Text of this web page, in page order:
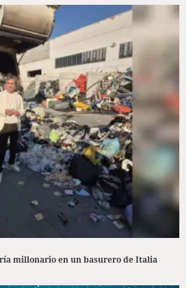
millonario en un basurero de Italia